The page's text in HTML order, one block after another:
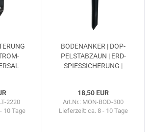
2220
10 Tage
BO­DEN­AN­KER | DOP­
PEL­STAB­ZAUN | ERD­
SPIES­SI­CHE­RUNG |
18,50 EUR
Art.Nr.: MON-BOD-300
Lieferzeit: ca. 8 - 10 Tage